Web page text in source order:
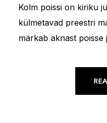
Kolm poissi on kiriku
külmetavad preestri
märkab aknast